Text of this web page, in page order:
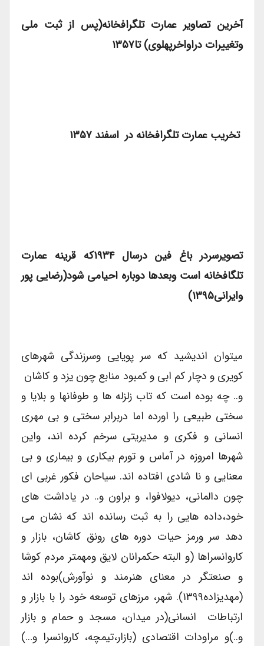
آخرین تصاویر عمارت تلگرافخانه(پس از ثبت ملی
وتغییرات دراواخرپهلوی) تا۱۳۵۷
تخریب عمارت تلگرافخانه در اسفند ۱۳۵۷
تصویرسردر باغ فین درسال ۱۹۳۴که قرینه عمارت
تلگافخانه است وبعدها دوباره احیامی شود(رضایی پور
وایرانی۱۳۹۵)
میتوان اندیشید که سر پویایی وسرزندگی شهرهای
کویری و دچار کم ابی و کمبود منابع چون یزد و کاشان
و.. چه بوده است که تاب زلزله ها و طوفانها و بلایا و
سختی طبیعی را اورده اما دربرابر سختی و بی مهری
انسانی و فکری و مدیریتی سرخم کرده اند، واین
شهرها امروزه در آماس و تورم بیکاری و بیماری و بی
معنایی و نا شادی افتاده اند. سیاحان فکور غربی ای
چون دالمانی، دیولافوا، و براون و.. در یاداشت های
خود،داده هایی را به ثبت رسانده اند که نشان می
دهد سر ورمز حیات دوره های رونق کاشان، بازار و
کاروانسراها (و البته حکمرانان لایق ومهمتر مردم کوشا
و صنعتگر در معنای هنرمند و نوآورش)بوده اند
(مهدیزاده۱۳۹۹). شهر، مرزهای توسعه خود را با بازار و
ارتباطات انسانی(در میدان، مسجد و حمام و بازار
و..)و مراودات اقتصادی (بازار،تیمچه، کاروانسرا و…)